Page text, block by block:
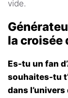
vide.
la croisée
Es-tu un fan
souhaites-tu
dans